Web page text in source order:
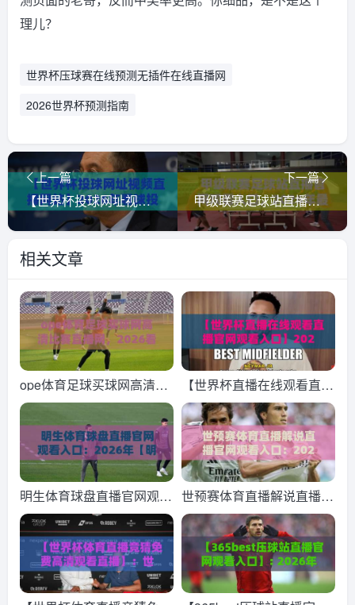
理儿？
世界杯压球赛在线预测无插件在线直播网
2026世界杯预测指南
上一篇
【世界杯投球网址视频直播网站】2026年看球投球全攻略，手把手教你避开雷区
下一篇
甲级联赛足球站直播官网观看入口，2026年最新观赛指南来了！
相关文章
ope体育足球买球网高清比
赛直播网，2026看球赛的
新选择？
【世界杯直播在线观看直播
官网观看入口】2026年观
赛指南：这几个官方入口与
备用通道，球迷请收好！
明生体育球盘直播官网观看
入口：2026年【明生体育
球盘直播官网观看入口】全
新升级体验指南
世预赛体育直播解说直播官
网观看入口：2026年球迷
必藏的观赛指南